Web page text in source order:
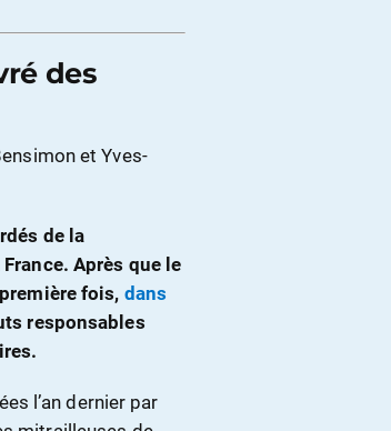
des
et Yves-
de la
Après que le
fois, dans
responsables
l’an dernier par